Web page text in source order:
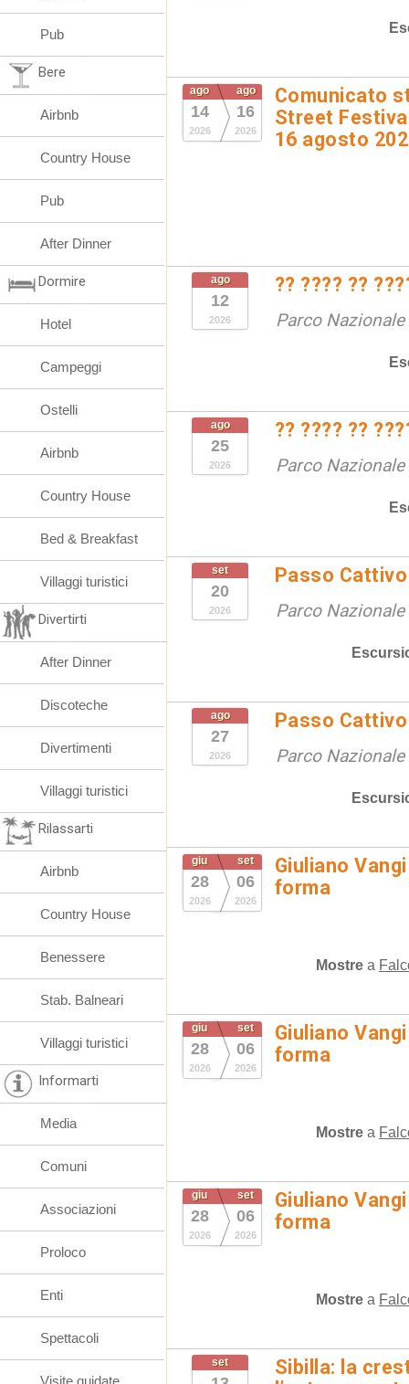
ago
14
2026
ago
16
2026
Comunicato
Street
16 agosto
ago
12
2026
?? ???? ??
Parco
ago
25
2026
?? ???? ??
Parco
set
20
2026
Passo
Parco
ago
27
2026
Passo
Parco
giu
28
2026
set
06
2026
Giuliano
forma
Mostre a
giu
28
2026
set
06
2026
Giuliano
forma
Mostre a
giu
28
2026
set
06
2026
Giuliano
forma
Mostre a
set
Sibilla: la
Pub
Bere
Airbnb
Country House
Pub
After Dinner
Dormire
Hotel
Campeggi
Ostelli
Airbnb
Country House
Bed & Breakfast
Villaggi turistici
Divertirti
After Dinner
Discoteche
Divertimenti
Villaggi turistici
Rilassarti
Airbnb
Country House
Benessere
Stab. Balneari
Villaggi turistici
Informarti
Media
Comuni
Associazioni
Proloco
Enti
Spettacoli
Visite guidate